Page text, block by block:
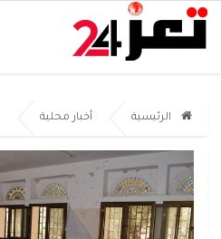
الرئيسية أخبار محلية